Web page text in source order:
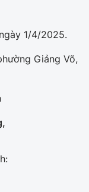
1/4/2025.
Giảng Võ,